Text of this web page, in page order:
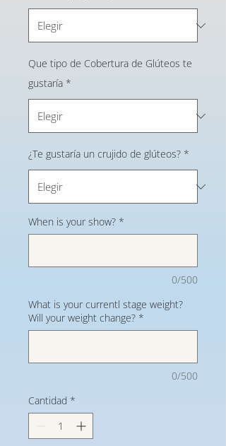
Que tipo de Cobertura de Glúteos te
gustaría *
¿Te gustaría un crujido de glúteos? *
When is your show? *
0/500
What is your currentl stage weight?
Will your weight change? *
0/500
Cantidad *